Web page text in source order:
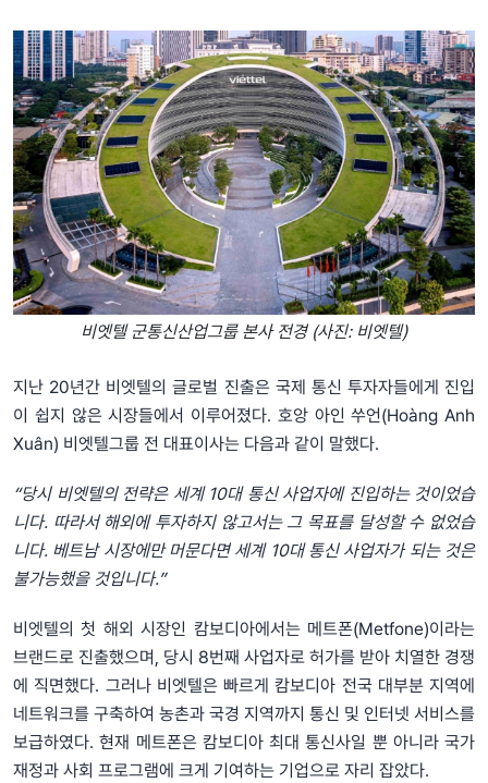
비엣텔 군통신산업그룹 본사 전경 (사진: 비엣텔)
지난 20년간 비엣텔의 글로벌 진출은 국제 통신 투자자들에게 진입
이 쉽지 않은 시장들에서 이루어졌다. 호앙 아인 쑤언(Hoàng Anh
Xuân) 비엣텔그룹 전 대표이사는 다음과 같이 말했다.
“당시 비엣텔의 전략은 세계 10대 통신 사업자에 진입하는 것이었습
니다. 따라서 해외에 투자하지 않고서는 그 목표를 달성할 수 없었습
니다. 베트남 시장에만 머문다면 세계 10대 통신 사업자가 되는 것은
불가능했을 것입니다.”
비엣텔의 첫 해외 시장인 캄보디아에서는 메트폰(Metfone)이라는
브랜드로 진출했으며, 당시 8번째 사업자로 허가를 받아 치열한 경쟁
에 직면했다. 그러나 비엣텔은 빠르게 캄보디아 전국 대부분 지역에
네트워크를 구축하여 농촌과 국경 지역까지 통신 및 인터넷 서비스를
보급하였다. 현재 메트폰은 캄보디아 최대 통신사일 뿐 아니라 국가
재정과 사회 프로그램에 크게 기여하는 기업으로 자리 잡았다.